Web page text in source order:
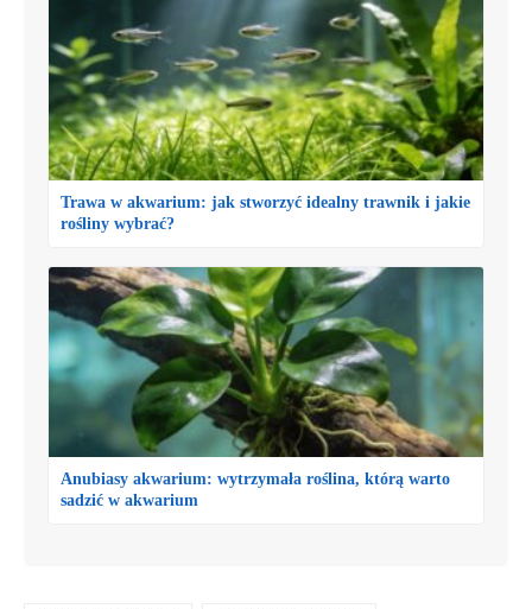
Trawa w akwarium: jak stworzyć idealny trawnik i jakie
rośliny wybrać?
Anubiasy akwarium: wytrzymała roślina, którą warto
sadzić w akwarium